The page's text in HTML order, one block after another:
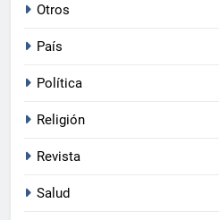
Otros
País
Política
Religión
Revista
Salud